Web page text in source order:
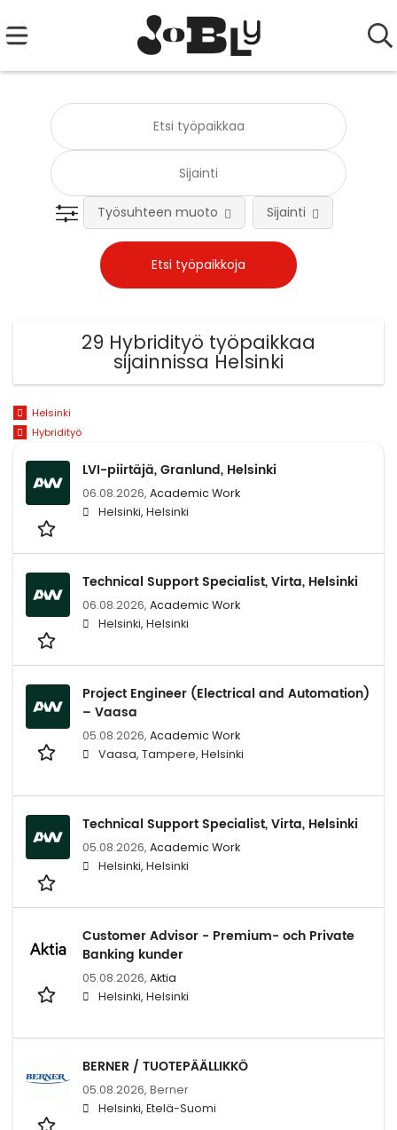
Työsuhteen muoto Sijainti
29 Hybridityö työpaikkaa
sijainnissa Helsinki
Helsinki
Hybridityö
LVI-piirtäjä, Granlund, Helsinki
06.08.2026, Academic Work
Helsinki, Helsinki
Technical Support Specialist, Virta, Helsinki
06.08.2026, Academic Work
Helsinki, Helsinki
Project Engineer (Electrical and Automation)
– Vaasa
05.08.2026, Academic Work
Vaasa, Tampere, Helsinki
Technical Support Specialist, Virta, Helsinki
05.08.2026, Academic Work
Helsinki, Helsinki
Customer Advisor - Premium- och Private
Banking kunder
05.08.2026, Aktia
Helsinki, Helsinki
BERNER / TUOTEPÄÄLLIKKÖ
05.08.2026, Berner
Helsinki, Etelä-Suomi